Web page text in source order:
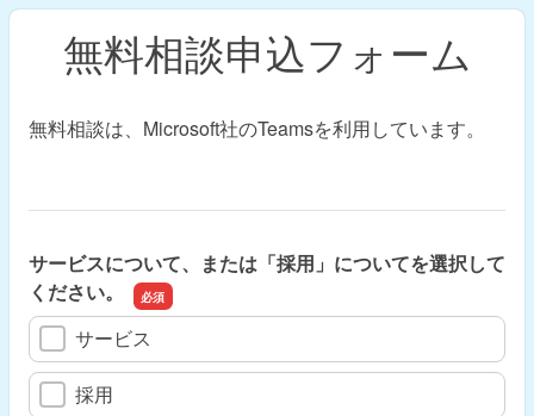
無料相談申込フォーム
無料相談は、Microsoft社のTeamsを利用しています。
サービスについて、または「採用」についてを選択して
ください。
サービス
採用